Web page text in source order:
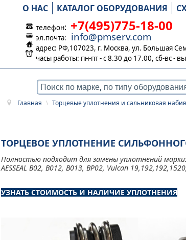
О НАС КАТАЛОГ ОБОРУДОВАНИЯ
телефон: +7(495)775-18-00
эл.почта: info@pmserv.com
адрес: РФ,107023, г. Москва, ул. Большая
часы работы: пн-пт - с 8.30 до 17.00, сб-вс -
Главная \ Торцевые уплотнения и сальниковая
ТОРЦЕВОЕ УПЛОТНЕНИЕ СИЛЬФОННОГО
Полностью подходит для замены уплотнений марки:
AESSEAL B02, B012, B013, BP02, Vulcan
УЗНАТЬ СТОИМОСТЬ И НАЛИЧИЕ УПЛОТНЕНИЯ